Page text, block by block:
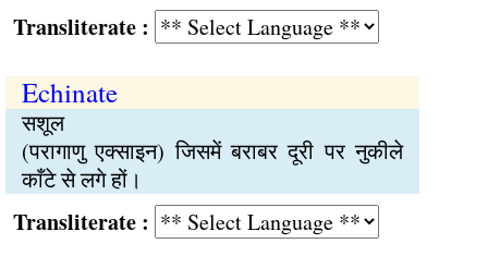
:
Echinate
सशूल
(परागाणु एक्साइन) जिसमें बराबर दूरी पर नुकीले
काँटे से लगे हों।
: